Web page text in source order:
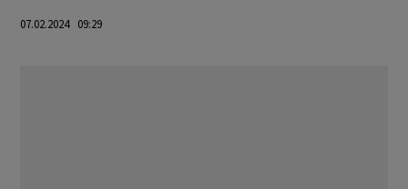
07.02.2024 09:29